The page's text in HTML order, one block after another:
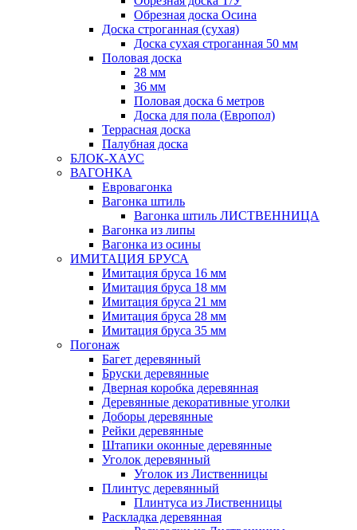
Обрезная доска Осина
Доска строганная (сухая)
Доска сухая строганная 50 мм
Половая доска
28 мм
36 мм
Половая доска 6 метров
Доска для пола (Европол)
Террасная доска
Палубная доска
БЛОК-ХАУС
ВАГОНКА
Евровагонка
Вагонка штиль
Вагонка штиль ЛИСТВЕННИЦА
Вагонка из липы
Вагонка из осины
ИМИТАЦИЯ БРУСА
Имитация бруса 16 мм
Имитация бруса 18 мм
Имитация бруса 21 мм
Имитация бруса 28 мм
Имитация бруса 35 мм
Погонаж
Багет деревянный
Бруски деревянные
Дверная коробка деревянная
Деревянные декоративные уголки
Доборы деревянные
Рейки деревянные
Штапики оконные деревянные
Уголок деревянный
Уголок из Лиственницы
Плинтус деревянный
Плинтуса из Лиственницы
Раскладка деревянная